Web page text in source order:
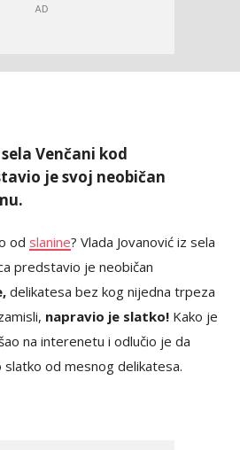
Venčani kod
je svoj neobičan
od slanine? Vlada Jovanović iz sela
predstavio je neobičan
delikatesa bez kog nijedna trpeza
napravio je slatko! Kako je
na interenetu i odlučio je da
od mesnog delikatesa.